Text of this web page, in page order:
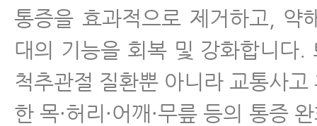
통증을 효과적으로 제거하고, 약
대의 기능을 회복 및 강화합니다.
척추관절 질환뿐 아니라 교통사고
한 목·허리·어깨·무릎 등의 통증